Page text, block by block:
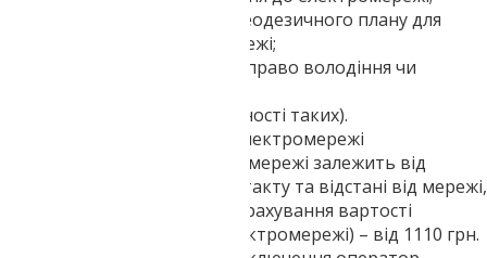
викопування із топографо-геодезичного плану для
підключення до електромережі;
документи, що засвідчують право володіння чи
згоду співвласників (за наявності таких).
Ціна та час приєднання до електромережі
Ціна приєднання до електромережі залежить від
ступеня напруги в точці контакту та відстані від мережі,
сума на даний момент (без урахування вартості
оформлення паперів для електромережі) – від 1110 грн.